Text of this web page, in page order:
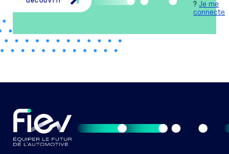
?Je me
connecte